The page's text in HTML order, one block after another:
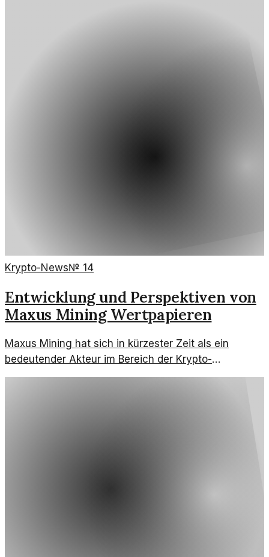
Krypto-News№ 14
Entwicklung und Perspektiven von
Maxus Mining Wertpapieren
Maxus Mining hat sich in kürzester Zeit als ein
bedeutender Akteur im Bereich der Krypto-
Wertpapiere etabliert. Der Artikel beleuchtet die